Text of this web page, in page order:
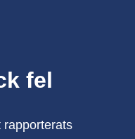
fel
rapporterats